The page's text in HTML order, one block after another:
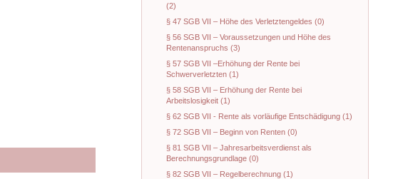
(2)
§ 47 SGB VII – Höhe des Verletztengeldes (0)
§ 56 SGB VII – Voraussetzungen und Höhe des
Rentenanspruchs (3)
§ 57 SGB VII –Erhöhung der Rente bei
Schwerverletzten (1)
§ 58 SGB VII – Erhöhung der Rente bei
Arbeitslosigkeit (1)
§ 62 SGB VII - Rente als vorläufige Entschädigung (1)
§ 72 SGB VII – Beginn von Renten (0)
§ 81 SGB VII – Jahresarbeitsverdienst als
Berechnungsgrundlage (0)
§ 82 SGB VII – Regelberechnung (1)